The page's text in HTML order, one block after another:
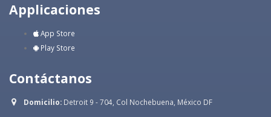
Applicaciones
App Store
Play Store
Contáctanos
Domicilio: Detroit 9 - 704, Col Nochebuena, México DF